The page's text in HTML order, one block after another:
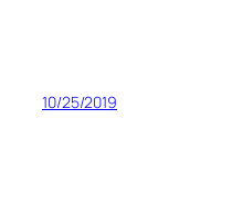
10/25/2019